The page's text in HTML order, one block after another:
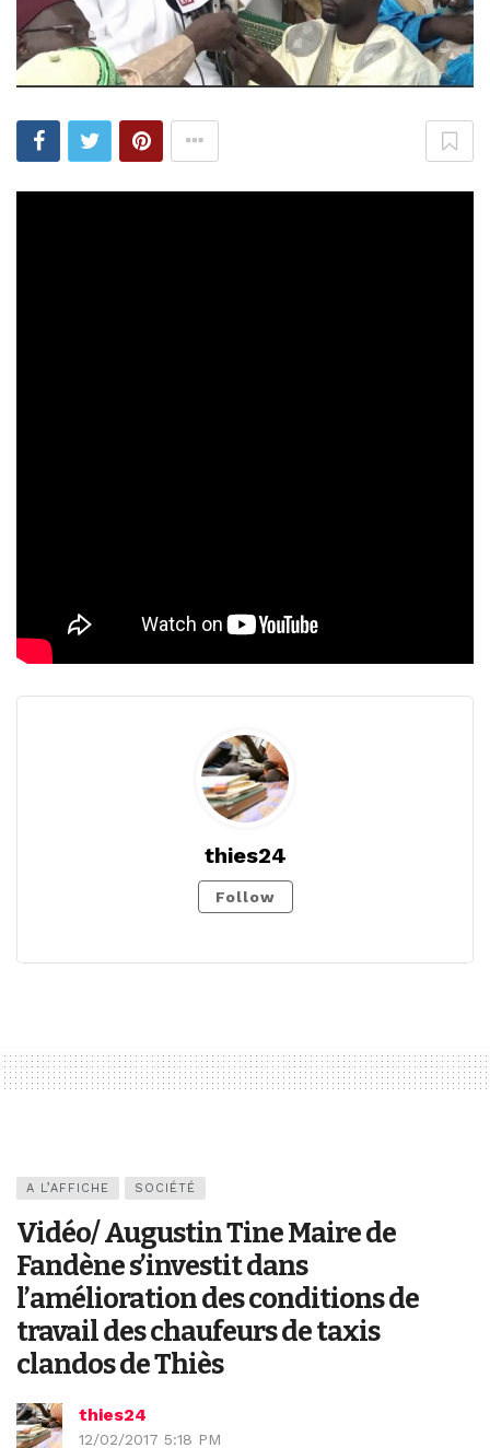
thies24
Follow
A L’AFFICHE SOCIÉTÉ
Vidéo/ Augustin Tine Maire de
Fandène s’investit dans
l’amélioration des conditions de
travail des chaufeurs de taxis
clandos de Thiès
thies24
12/02/2017 5:18 PM